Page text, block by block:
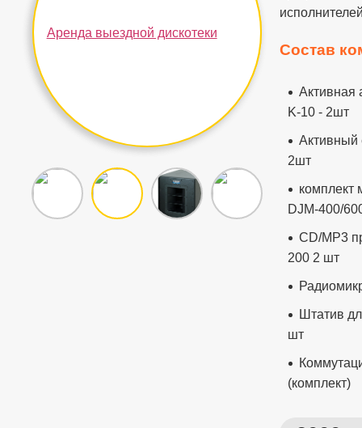
Состав
Активная
K-10 - 2шт
Активный
2шт
комплект
DJM-400/
CD/MP3
200 2 шт
Штатив
шт
(комплект)